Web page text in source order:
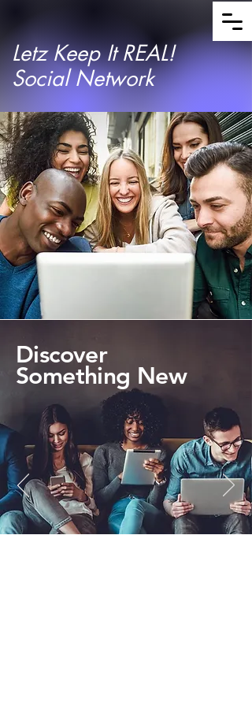
Letz Keep It REAL!
Social Network
Discover
Something New